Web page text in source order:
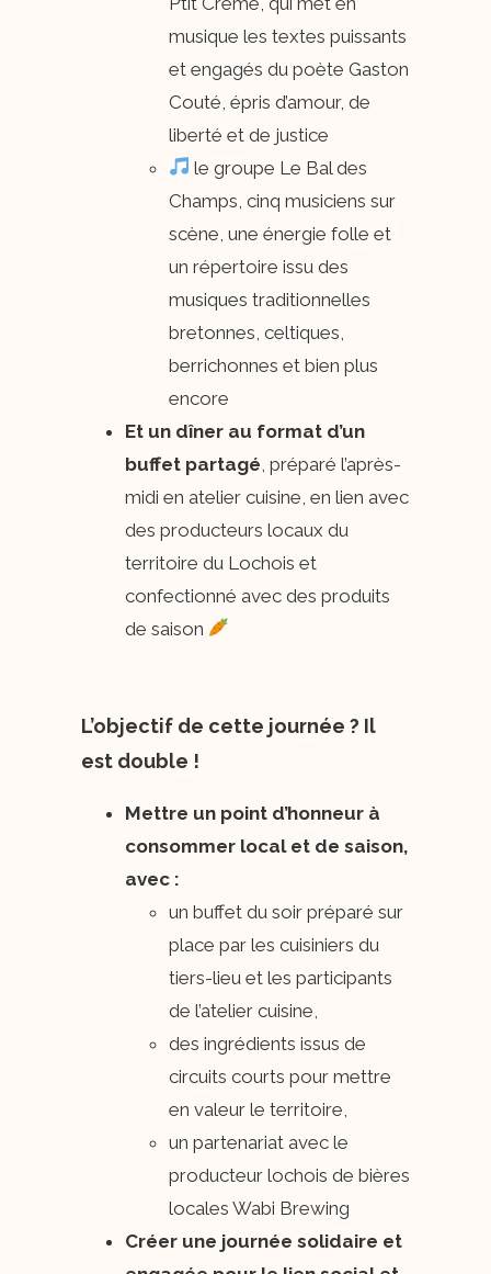
musique les textes puissants
et engagés du poète Gaston
Couté, épris d’amour, de
liberté et de justice
​ le groupe Le Bal des
Champs, cinq musiciens sur
scène, une énergie folle et
un répertoire issu des
musiques traditionnelles
bretonnes, celtiques,
berrichonnes et bien plus
encore
Et un dîner au format d’un
buffet partagé , préparé l’après-
midi en atelier cuisine, en lien avec
des producteurs locaux du
territoire du Lochois et
confectionné avec des produits
de saison ​
L’objectif de cette journée ? Il
est double !
Mettre un point d’honneur à
consommer local et de saison,
avec :
un buffet du soir préparé sur
place par les cuisiniers du
tiers-lieu et les participants
de l’atelier cuisine,
des ingrédients issus de
circuits courts pour mettre
en valeur le territoire,
un partenariat avec le
producteur lochois de bières
locales Wabi Brewing
Créer une journée solidaire et